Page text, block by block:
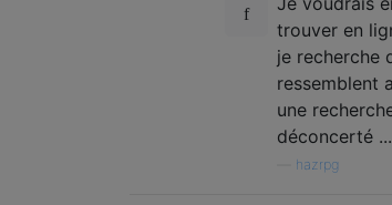
trouver en
je recherche
ressemblent
une
déconcerté
hazrpg